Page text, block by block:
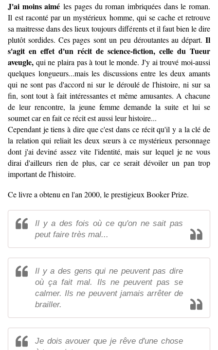
J'ai moins aiméles pages du roman imbriquées dans le roman.
Il est raconté par un mystérieux homme, qui se cache et retrouve
sa maitresse dans des lieux toujours différents et il faut bien le dire
plutôt sordides. Ces pages sont un peu déroutantes au départ. Il
s'agit en effet d'un récit de science-fiction, celle du Tueur
aveugle, qui ne plaira pas à tout le monde. J'y ai trouvé moi-aussi
quelques longueurs...mais les discussions entre les deux amants
qui ne sont pas d'accord ni sur le déroulé de l'histoire, ni sur sa
fin, sont tout à fait intéressantes et même amusantes. A chacune
de leur rencontre, la jeune femme demande la suite et lui se
soumet car en fait ce récit est aussi leur histoire...
Cependant je tiens à dire que c'est dans ce récit qu'il y a la clé de
la relation qui reliait les deux sœurs à ce mystérieux personnage
dont j'ai deviné assez vite l'identité, mais sur lequel je ne vous
dirai d'ailleurs rien de plus, car ce serait dévoiler un pan trop
important de l'histoire.
Ce livre a obtenu en l'an 2000, le prestigieux Booker Prize.
Il y a des fois où ce qu'on ne sait pas
peut faire très mal...
Il y a des gens qui ne peuvent pas dire
où ça fait mal. Ils ne peuvent pas se
calmer. Ils ne peuvent jamais arrêter de
brailler.
Je dois avouer que je rêve d'une chose